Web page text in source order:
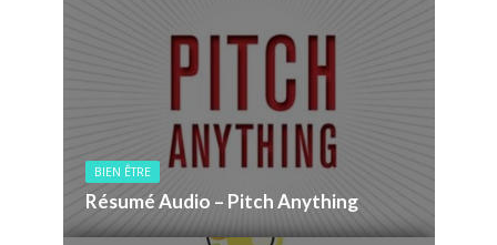
BIEN ÊTRE
Résumé Audio – Pitch Anything